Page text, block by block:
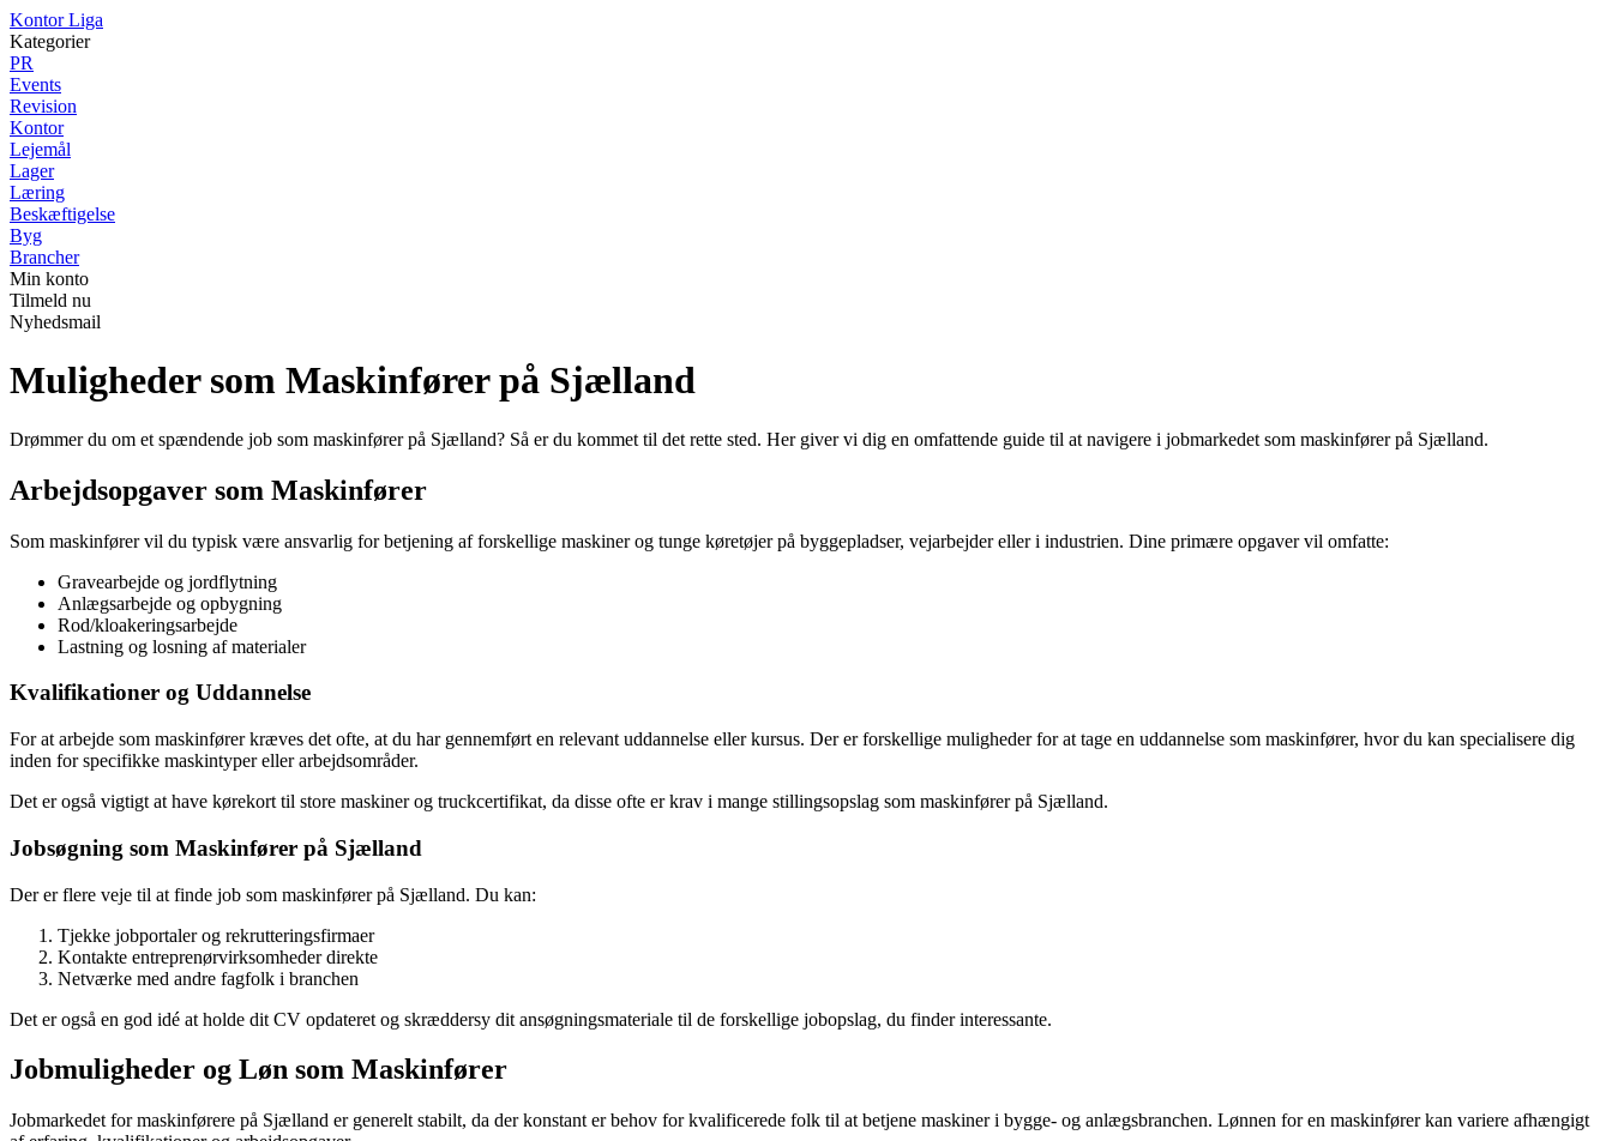
KontorLiga
Kategorier
PR
Events
Revision
Kontor
Lejemål
Lager
Læring
Beskæftigelse
Byg
Brancher
Min konto
Tilmeld nu
Nyhedsmail
Muligheder som Maskinfører på Sjælland
Drømmer du om et spændende job som maskinfører på Sjælland? Så er du kommet til det rette sted. Her giver vi dig en omfattende guide til at navigere i jobmarkedet som maskinfører på Sjælland.
Arbejdsopgaver som Maskinfører
Som maskinfører vil du typisk være ansvarlig for betjening af forskellige maskiner og tunge køretøjer på byggepladser, vejarbejder eller i industrien. Dine primære opgaver vil omfatte:
Gravearbejde og jordflytning
Anlægsarbejde og opbygning
Rod/kloakeringsarbejde
Lastning og losning af materialer
Kvalifikationer og Uddannelse
For at arbejde som maskinfører kræves det ofte, at du har gennemført en relevant uddannelse eller kursus. Der er forskellige muligheder for at tage en uddannelse som maskinfører, hvor du kan specialisere dig
inden for specifikke maskintyper eller arbejdsområder.
Det er også vigtigt at have kørekort til store maskiner og truckcertifikat, da disse ofte er krav i mange stillingsopslag som maskinfører på Sjælland.
Jobsøgning som Maskinfører på Sjælland
Der er flere veje til at finde job som maskinfører på Sjælland. Du kan:
Tjekke jobportaler og rekrutteringsfirmaer
Kontakte entreprenørvirksomheder direkte
Netværke med andre fagfolk i branchen
Det er også en god idé at holde dit CV opdateret og skræddersy dit ansøgningsmateriale til de forskellige jobopslag, du finder interessante.
Jobmuligheder og Løn som Maskinfører
Jobmarkedet for maskinførere på Sjælland er generelt stabilt, da der konstant er behov for kvalificerede folk til at betjene maskiner i bygge- og anlægsbranchen. Lønnen for en maskinfører kan variere afhængigt